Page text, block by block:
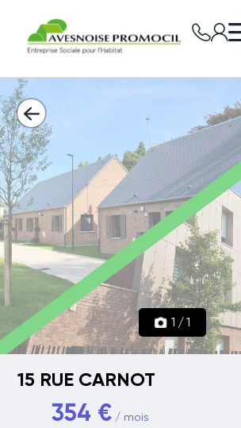
1 /1
15 RUE CARNOT
354 €/ mois